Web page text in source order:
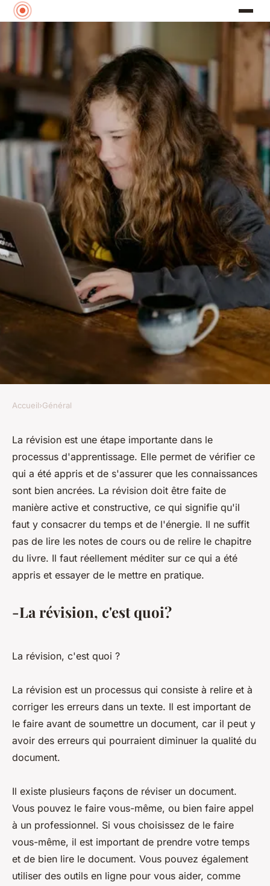
C'est quoi la révision ?
christelle • 31 octobre 2022 6 min de lecture
Accueil›Général
La révision est une étape importante dans le
processus d'apprentissage. Elle permet de vérifier ce
qui a été appris et de s'assurer que les connaissances
sont bien ancrées. La révision doit être faite de
manière active et constructive, ce qui signifie qu'il
faut y consacrer du temps et de l'énergie. Il ne suffit
pas de lire les notes de cours ou de relire le chapitre
du livre. Il faut réellement méditer sur ce qui a été
appris et essayer de le mettre en pratique.
-La révision, c'est quoi?
La révision, c'est quoi ?
La révision est un processus qui consiste à relire et à
corriger les erreurs dans un texte. Il est important de
le faire avant de soumettre un document, car il peut y
avoir des erreurs qui pourraient diminuer la qualité du
document.
Il existe plusieurs façons de réviser un document.
Vous pouvez le faire vous-même, ou bien faire appel
à un professionnel. Si vous choisissez de le faire
vous-même, il est important de prendre votre temps
et de bien lire le document. Vous pouvez également
utiliser des outils en ligne pour vous aider, comme